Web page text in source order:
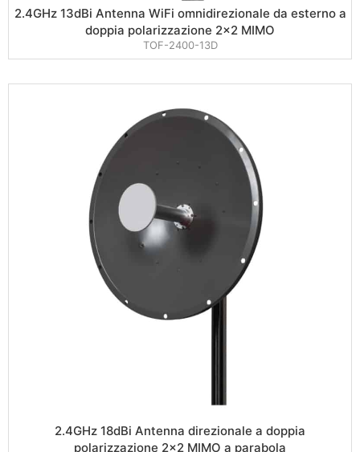
2.4GHz 13dBi Antenna WiFi omnidirezionale da esterno a
doppia polarizzazione 2×2 MIMO
TOF-2400-13D
2.4GHz 18dBi Antenna direzionale a doppia
polarizzazione 2×2 MIMO a parabola